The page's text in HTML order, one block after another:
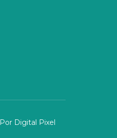
Por Digital Pixel